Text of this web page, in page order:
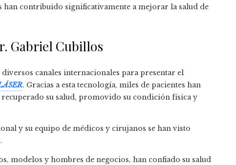
han contribuido significativamente a mejorar la salud de
Gabriel Cubillos
canales internacionales para presentar el
. Gracias a esta tecnología, miles de pacientes han
su salud, promovido su condición física y
y su equipo de médicos y cirujanos se han visto
modelos y hombres de negocios, han confiado su salud